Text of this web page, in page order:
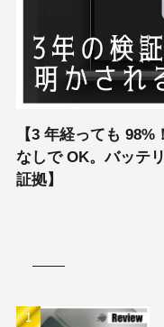
【3 年経っても
なしで OK。バッテ
証拠】